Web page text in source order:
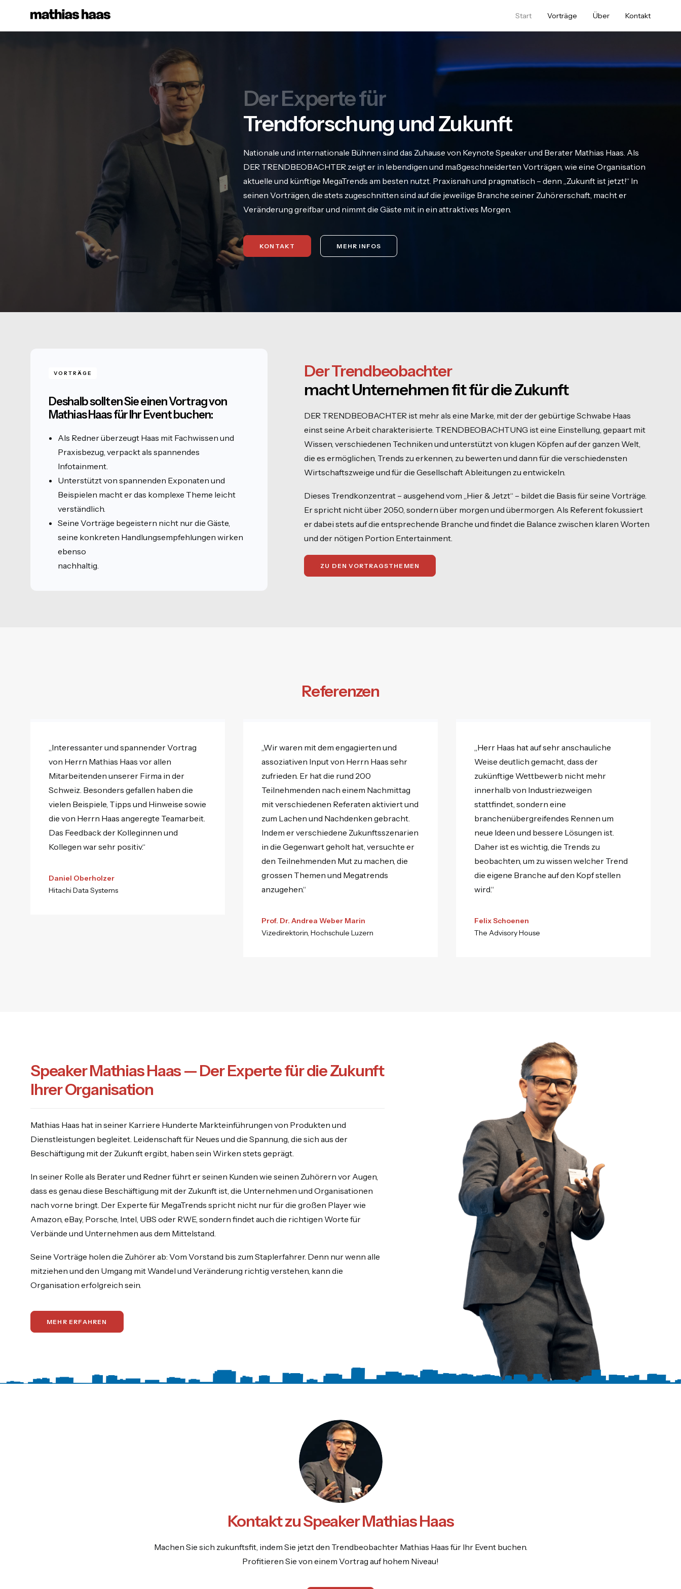
Start Vorträge Über Kontakt
Der Experte für
Trendforschung und Zukunft
Nationale und internationale Bühnen sind das Zuhause von Keynote Speaker und Berater Mathias Haas. Als
DER TRENDBEOBACHTER zeigt er in lebendigen und maßgeschneiderten Vorträgen, wie eine Organisation
aktuelle und künftige MegaTrends am besten nutzt. Praxisnah und pragmatisch – denn „Zukunft ist jetzt!“ In
seinen Vorträgen, die stets zugeschnitten sind auf die jeweilige Branche seiner Zuhörerschaft, macht er
Veränderung greifbar und nimmt die Gäste mit in ein attraktives Morgen.
KONTAKT MEHR INFOS
VORTRÄGE
Deshalb sollten Sie einen Vortrag von
Mathias Haas für Ihr Event buchen:
Als Redner überzeugt Haas mit Fachwissen und
Praxisbezug, verpackt als spannendes
Infotainment.
Unterstützt von spannenden Exponaten und
Beispielen macht er das komplexe Theme leicht
verständlich.
Seine Vorträge begeistern nicht nur die Gäste,
seine konkreten Handlungsempfehlungen wirken
ebenso
nachhaltig.
Der Trendbeobachter
macht Unternehmen fit für die Zukunft
DER TRENDBEOBACHTER ist mehr als eine Marke, mit der der gebürtige Schwabe Haas
einst seine Arbeit charakterisierte. TRENDBEOBACHTUNG ist eine Einstellung, gepaart mit
Wissen, verschiedenen Techniken und unterstützt von klugen Köpfen auf der ganzen Welt,
die es ermöglichen, Trends zu erkennen, zu bewerten und dann für die verschiedensten
Wirtschaftszweige und für die Gesellschaft Ableitungen zu entwickeln.
Dieses Trendkonzentrat – ausgehend vom „Hier & Jetzt“ – bildet die Basis für seine Vorträge.
Er spricht nicht über 2050, sondern über morgen und übermorgen. Als Referent fokussiert
er dabei stets auf die entsprechende Branche und findet die Balance zwischen klaren Worten
und der nötigen Portion Entertainment.
ZU DEN VORTRAGSTHEMEN
Referenzen
„Interessanter und spannender Vortrag
von Herrn Mathias Haas vor allen
Mitarbeitenden unserer Firma in der
Schweiz. Besonders gefallen haben die
vielen Beispiele, Tipps und Hinweise sowie
die von Herrn Haas angeregte Teamarbeit.
Das Feedback der Kolleginnen und
Kollegen war sehr positiv.“
Daniel Oberholzer
Hitachi Data Systems
„Wir waren mit dem engagierten und
assoziativen Input von Herrn Haas sehr
zufrieden. Er hat die rund 200
Teilnehmenden nach einem Nachmittag
mit verschiedenen Referaten aktiviert und
zum Lachen und Nachdenken gebracht.
Indem er verschiedene Zukunftsszenarien
in die Gegenwart geholt hat, versuchte er
den Teilnehmenden Mut zu machen, die
grossen Themen und Megatrends
anzugehen.“
Prof. Dr. Andrea Weber Marin
Vizedirektorin, Hochschule Luzern
„Herr Haas hat auf sehr anschauliche
Weise deutlich gemacht, dass der
zukünftige Wettbewerb nicht mehr
innerhalb von Industriezweigen
stattfindet, sondern eine
branchenübergreifendes Rennen um
neue Ideen und bessere Lösungen ist.
Daher ist es wichtig, die Trends zu
beobachten, um zu wissen welcher Trend
die eigene Branche auf den Kopf stellen
wird.“
Felix Schoenen
The Advisory House
Speaker Mathias Haas — Der Experte für die Zukunft
Ihrer Organisation
Mathias Haas hat in seiner Karriere Hunderte Markteinführungen von Produkten und
Dienstleistungen begleitet. Leidenschaft für Neues und die Spannung, die sich aus der
Beschäftigung mit der Zukunft ergibt, haben sein Wirken stets geprägt.
In seiner Rolle als Berater und Redner führt er seinen Kunden wie seinen Zuhörern vor Augen,
dass es genau diese Beschäftigung mit der Zukunft ist, die Unternehmen und Organisationen
nach vorne bringt. Der Experte für MegaTrends spricht nicht nur für die großen Player wie
Amazon, eBay, Porsche, Intel, UBS oder RWE, sondern findet auch die richtigen Worte für
Verbände und Unternehmen aus dem Mittelstand.
Seine Vorträge holen die Zuhörer ab: Vom Vorstand bis zum Staplerfahrer. Denn nur wenn alle
mitziehen und den Umgang mit Wandel und Veränderung richtig verstehen, kann die
Organisation erfolgreich sein.
MEHR ERFAHREN
Kontakt zu Speaker Mathias Haas
Machen Sie sich zukunftsfit, indem Sie jetzt den Trendbeobachter Mathias Haas für Ihr Event buchen.
Profitieren Sie von einem Vortrag auf hohem Niveau!